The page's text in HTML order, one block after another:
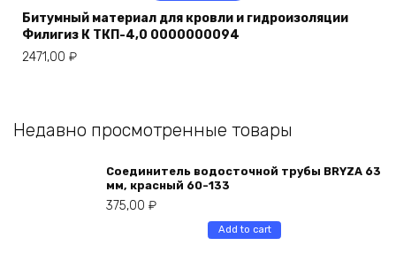
Битумный материал для кровли и гидроизоляции
Филигиз К ТКП-4,0 0000000094
2471,00 ₽
Недавно просмотренные товары
Соединитель водосточной трубы BRYZA 63
мм, краcный 60-133
375,00 ₽
Add to cart